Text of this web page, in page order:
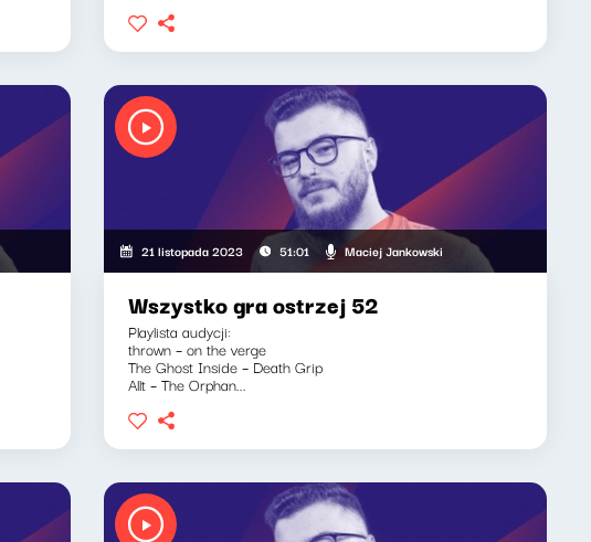
21 listopada 2023 51:01 Maciej Jankowski
Wszystko gra ostrzej 52
Playlista audycji:
thrown – on the verge
The Ghost Inside – Death Grip
Allt – The Orphan...